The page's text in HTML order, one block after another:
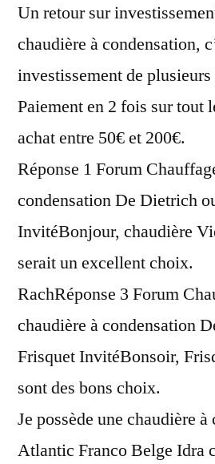
Un retour sur
chaudière à condensation,
investissement de
Paiement en 2 fois sur tout
achat entre 50€ et 200€.
Réponse 1 Forum
condensation De Dietrich
InvitéBonjour, chaudière
serait un excellent choix.
RachRéponse 3 Forum
chaudière à condensation
Frisquet InvitéBonsoir,
sont des bons choix.
Je possède une chaudière
Atlantic Franco Belge Idra